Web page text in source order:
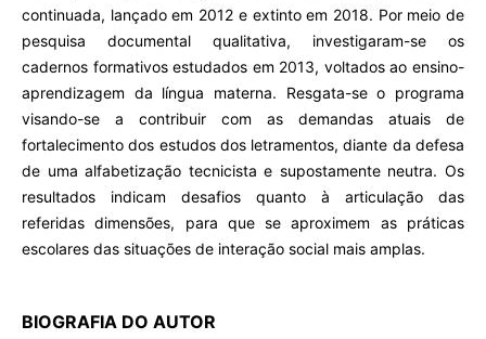
continuada, lançado em 2012 e extinto em 2018. Por meio de
pesquisa documental qualitativa, investigaram-se os
cadernos formativos estudados em 2013, voltados ao ensino-
aprendizagem da língua materna. Resgata-se o programa
visando-se a contribuir com as demandas atuais de
fortalecimento dos estudos dos letramentos, diante da defesa
de uma alfabetização tecnicista e supostamente neutra. Os
resultados indicam desafios quanto à articulação das
referidas dimensões, para que se aproximem as práticas
escolares das situações de interação social mais amplas.
BIOGRAFIA DO AUTOR